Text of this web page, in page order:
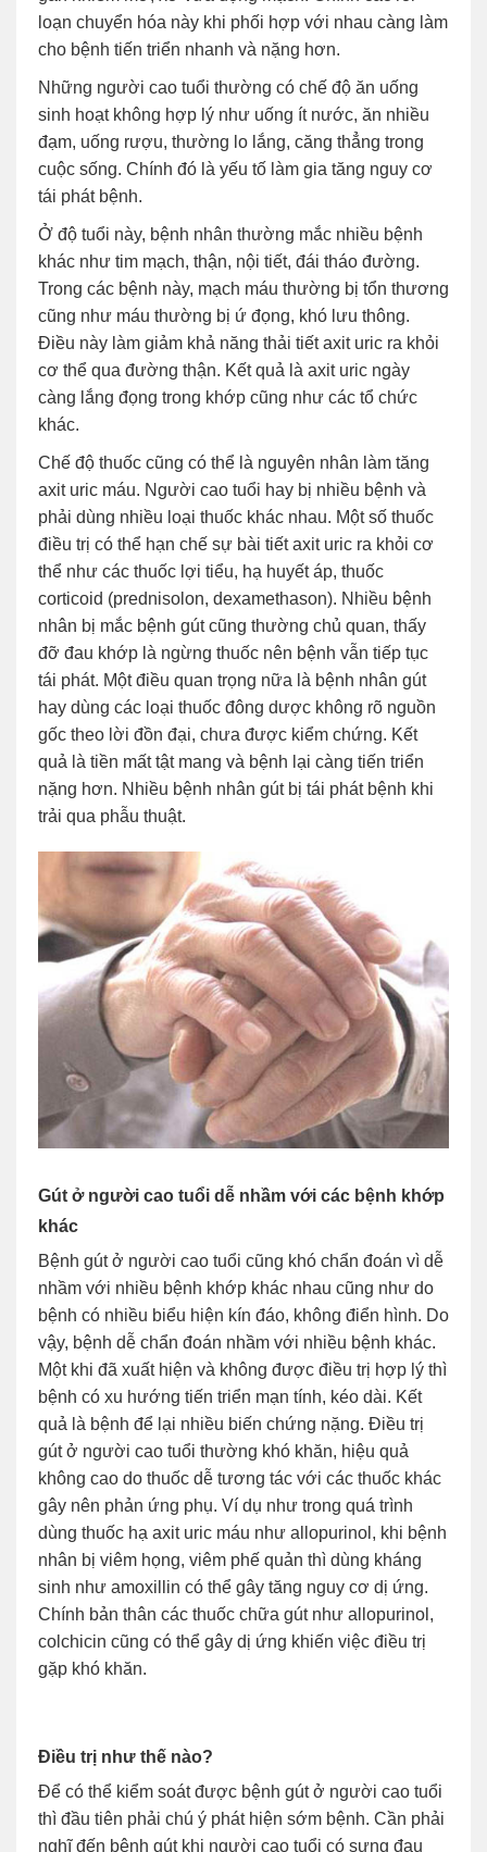
loạn chuyển hóa này khi phối hợp với nhau càng làm
cho bệnh tiến triển nhanh và nặng hơn.
Những người cao tuổi thường có chế độ ăn uống
sinh hoạt không hợp lý như uống ít nước, ăn nhiều
đạm, uống rượu, thường lo lắng, căng thẳng trong
cuộc sống. Chính đó là yếu tố làm gia tăng nguy cơ
tái phát bệnh.
Ở độ tuổi này, bệnh nhân thường mắc nhiều bệnh
khác như tim mạch, thận, nội tiết, đái tháo đường.
Trong các bệnh này, mạch máu thường bị tổn thương
cũng như máu thường bị ứ đọng, khó lưu thông.
Điều này làm giảm khả năng thải tiết axit uric ra khỏi
cơ thể qua đường thận. Kết quả là axit uric ngày
càng lắng đọng trong khớp cũng như các tổ chức
khác.
Chế độ thuốc cũng có thể là nguyên nhân làm tăng
axit uric máu. Người cao tuổi hay bị nhiều bệnh và
phải dùng nhiều loại thuốc khác nhau. Một số thuốc
điều trị có thể hạn chế sự bài tiết axit uric ra khỏi cơ
thể như các thuốc lợi tiểu, hạ huyết áp, thuốc
corticoid (prednisolon, dexamethason). Nhiều bệnh
nhân bị mắc bệnh gút cũng thường chủ quan, thấy
đỡ đau khớp là ngừng thuốc nên bệnh vẫn tiếp tục
tái phát. Một điều quan trọng nữa là bệnh nhân gút
hay dùng các loại thuốc đông dược không rõ nguồn
gốc theo lời đồn đại, chưa được kiểm chứng. Kết
quả là tiền mất tật mang và bệnh lại càng tiến triển
nặng hơn. Nhiều bệnh nhân gút bị tái phát bệnh khi
trải qua phẫu thuật.
Gút ở người cao tuổi dễ nhầm với các bệnh khớp
khác
Bệnh gút ở người cao tuổi cũng khó chẩn đoán vì dễ
nhầm với nhiều bệnh khớp khác nhau cũng như do
bệnh có nhiều biểu hiện kín đáo, không điển hình. Do
vậy, bệnh dễ chẩn đoán nhầm với nhiều bệnh khác.
Một khi đã xuất hiện và không được điều trị hợp lý thì
bệnh có xu hướng tiến triển mạn tính, kéo dài. Kết
quả là bệnh để lại nhiều biến chứng nặng. Điều trị
gút ở người cao tuổi thường khó khăn, hiệu quả
không cao do thuốc dễ tương tác với các thuốc khác
gây nên phản ứng phụ. Ví dụ như trong quá trình
dùng thuốc hạ axit uric máu như allopurinol, khi bệnh
nhân bị viêm họng, viêm phế quản thì dùng kháng
sinh như amoxillin có thể gây tăng nguy cơ dị ứng.
Chính bản thân các thuốc chữa gút như allopurinol,
colchicin cũng có thể gây dị ứng khiến việc điều trị
gặp khó khăn.
Điều trị như thế nào?
Để có thể kiểm soát được bệnh gút ở người cao tuổi
thì đầu tiên phải chú ý phát hiện sớm bệnh. Cần phải
nghĩ đến bệnh gút khi người cao tuổi có sưng đau